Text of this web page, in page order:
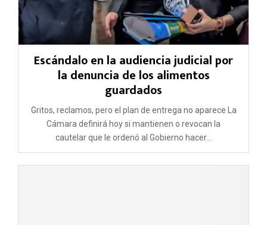
Escándalo en la audiencia judicial por
la denuncia de los alimentos
guardados
Gritos, reclamos, pero el plan de entrega no aparece La
Cámara definirá hoy si mantienen o revocan la
cautelar que le ordenó al Gobierno hacer...